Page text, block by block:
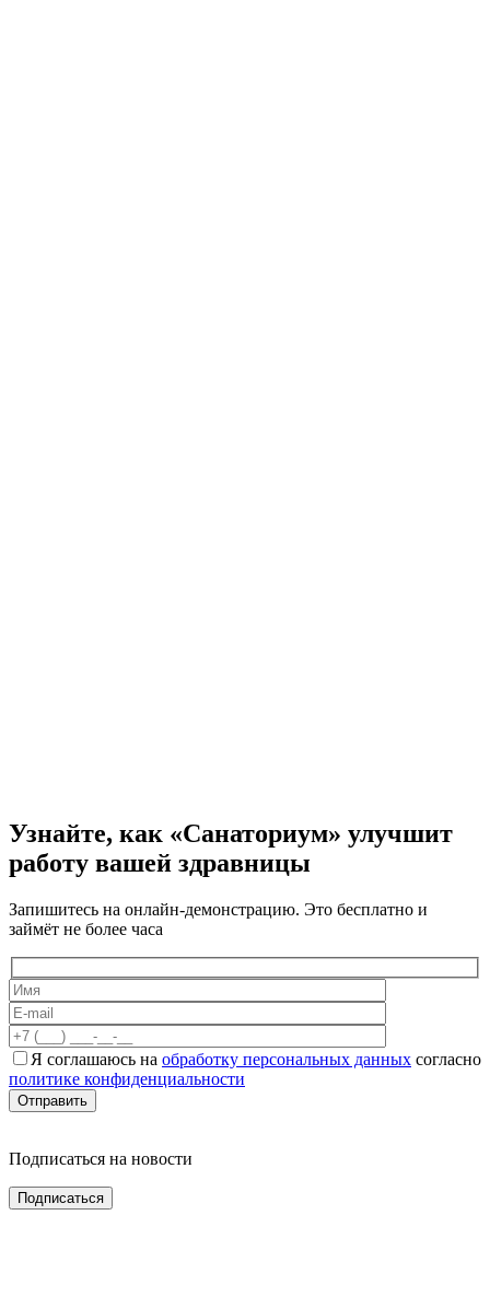
Узнайте, как «Санаториум» улучшит
работу вашей здравницы
Запишитесь на онлайн-демонстрацию. Это бесплатно и
займёт не более часа
Я соглашаюсь на обработку персональных данных согласно
политике конфиденциальности
Подписаться на новости